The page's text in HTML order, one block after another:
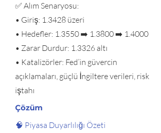
✅ Alım Senaryosu:
• Giriş: 1.3428 üzeri
• Hedefler: 1.3550 ➡️ 1.3800 ➡️ 1.4000
• Zarar Durdur: 1.3326 altı
• Katalizörler: Fed’in güvercin
açıklamaları, güçlü İngiltere verileri, risk
iştahı
Çözüm
🧠 Piyasa Duyarlılığı Özeti